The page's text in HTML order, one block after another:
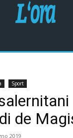
Sport
de
2019